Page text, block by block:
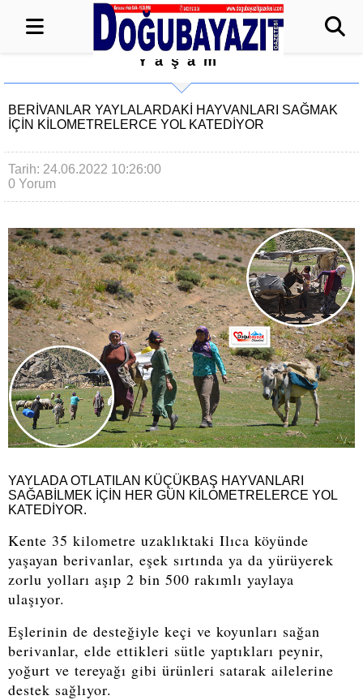
Yaşam
BERİVANLAR YAYLALARDAKİ HAYVANLARI SAĞMAK
İÇİN KİLOMETRELERCE YOL KATEDİYOR
Tarih: 24.06.2022 10:26:00
0 Yorum
YAYLADA OTLATILAN KÜÇÜKBAŞ HAYVANLARI
SAĞABİLMEK İÇİN HER GÜN KİLOMETRELERCE YOL
KATEDİYOR.
Kente 35 kilometre uzaklıktaki Ilıca köyünde
yaşayan berivanlar, eşek sırtında ya da yürüyerek
zorlu yolları aşıp 2 bin 500 rakımlı yaylaya
ulaşıyor.
Eşlerinin de desteğiyle keçi ve koyunları sağan
berivanlar, elde ettikleri sütle yaptıkları peynir,
yoğurt ve tereyağı gibi ürünleri satarak ailelerine
destek sağlıyor.